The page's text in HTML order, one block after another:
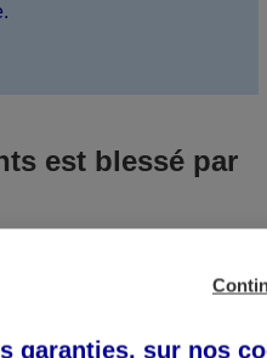
est blessé par
la personne ayant
garanties, sur nos